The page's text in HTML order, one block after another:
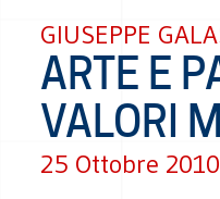
GIUSEPPE
ARTE E
VALORI
25 Ottobre 2010